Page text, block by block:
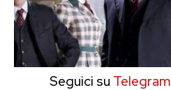
Seguici su Telegram